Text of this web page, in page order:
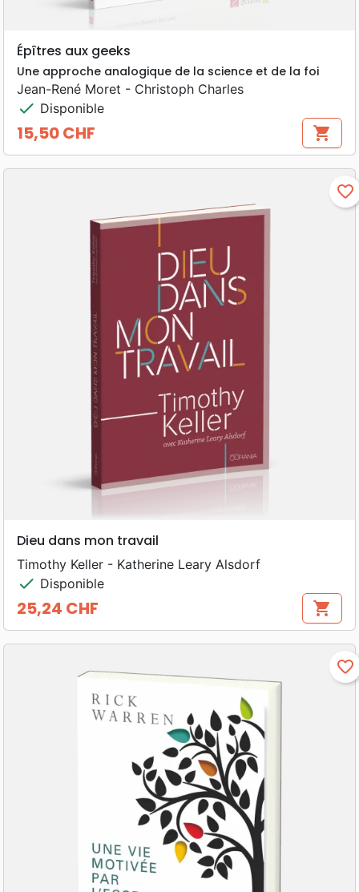
Épîtres aux geeks
Une approche analogique de la science et de la foi
Jean-René Moret - Christoph Charles
check Disponible
Prix
15,50 CHF shopping_cart
favorite_border
Dieu dans mon travail
Timothy Keller - Katherine Leary Alsdorf
check Disponible
Prix
25,24 CHF shopping_cart
favorite_border